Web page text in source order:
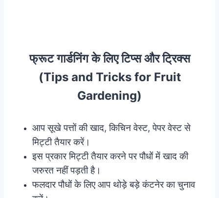
फ्रूट गार्डनिंग के लिए टिप्स और ट्रिक्स
(Tips and Tricks for Fruit
Gardening)
आप सूखे पत्तों की खाद, किचिन वेस्ट, पेपर वेस्ट से
मिट्टी तैयार करें।
इस प्रकार मिट्टी तैयार करने पर पौधों में खाद की
जरुरत नहीं पड़ती है।
फलदार पौधों के लिए आप थोड़े बड़े कंटनेर का चुनाव